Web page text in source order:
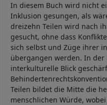
In diesem Buch wird nicht
Inklusion gesungen, als
dreizehn Teilen wird nach
gesucht, ohne dass
sich selbst und Züge ihrer
übergangen werden. In
interkulturelle Blick
Teilen bildet die Mitte die
menschlichen Würde,